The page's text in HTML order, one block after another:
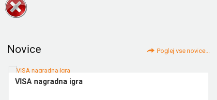
Novice Poglej vse novice...
VISA nagradna igra